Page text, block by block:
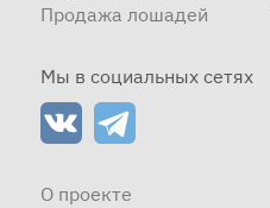
Продажа лошадей
Мы в социальных сетях
О проекте